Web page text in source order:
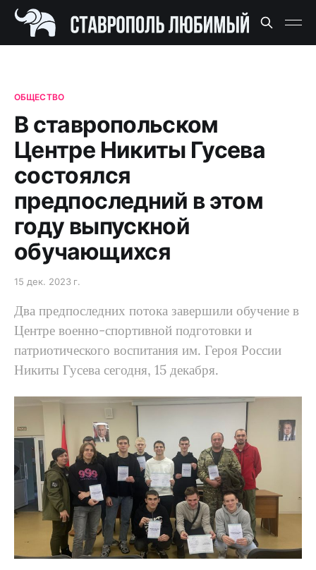
ОБЩЕСТВО
В ставропольском
Центре Никиты Гусева
состоялся
предпоследний в этом
году выпускной
обучающихся
15 дек. 2023 г.
Два предпоследних потока завершили обучение в
Центре военно-спортивной подготовки и
патриотического воспитания им. Героя России
Никиты Гусева сегодня, 15 декабря.